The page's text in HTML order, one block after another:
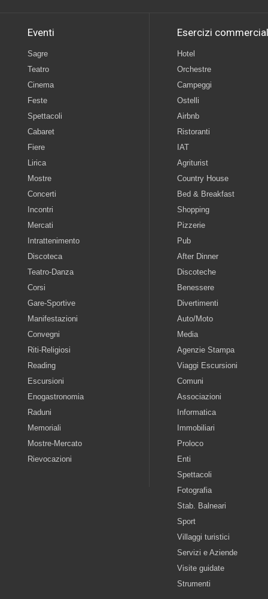
Eventi
Sagre
Teatro
Cinema
Feste
Spettacoli
Cabaret
Fiere
Lirica
Mostre
Concerti
Incontri
Mercati
Intrattenimento
Discoteca
Teatro-Danza
Corsi
Gare-Sportive
Manifestazioni
Convegni
Riti-Religiosi
Reading
Escursioni
Enogastronomia
Raduni
Memoriali
Mostre-Mercato
Rievocazioni
Esercizi
Hotel
Orchestre
Campeggi
Ostelli
Airbnb
Ristoranti
IAT
Agriturist
Country House
Bed & Breakfast
Shopping
Pizzerie
Pub
After Dinner
Discoteche
Benessere
Divertimenti
Auto/Moto
Media
Agenzie Stampa
Viaggi Escursioni
Comuni
Associazioni
Informatica
Immobiliari
Proloco
Enti
Spettacoli
Fotografia
Stab. Balneari
Sport
Villaggi turistici
Servizi e Aziende
Visite guidate
Strumenti